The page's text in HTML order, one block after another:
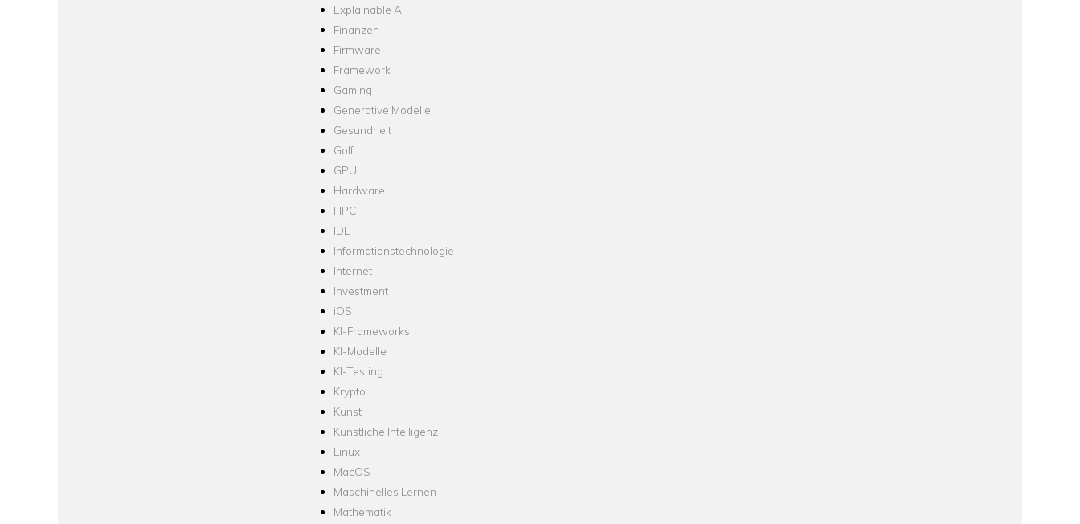
Explainable AI
Finanzen
Firmware
Framework
Gaming
Generative Modelle
Gesundheit
Golf
GPU
Hardware
HPC
IDE
Informationstechnologie
Internet
Investment
iOS
KI-Frameworks
KI-Modelle
KI-Testing
Krypto
Kunst
Künstliche Intelligenz
Linux
MacOS
Maschinelles Lernen
Mathematik